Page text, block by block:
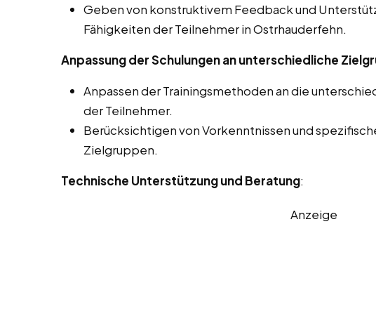
Geben von konstruktivem Feedback und
Fähigkeiten der Teilnehmer in Ostrhauderfehn.
Anpassung der Schulungen an unterschiedliche
Anpassen der Trainingsmethoden an die
der Teilnehmer.
Berücksichtigen von Vorkenntnissen und
Zielgruppen.
Technische Unterstützung und Beratung:
Anzeige